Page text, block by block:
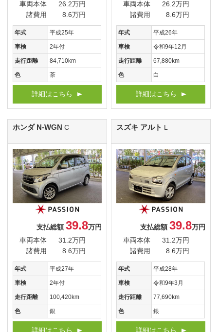
車両本体
26.2万円
諸費用
8.6万円
年式 平成25年
車検 2年付
走行距離 84,710km
色 茶
詳細はこちら
車両本体
26.2万円
諸費用
8.6万円
年式 平成26年
車検 令和9年12月
走行距離 67,880km
色 白
詳細はこちら
ホンダ N-WGNC
支払総額 39.8万円
車両本体
31.2万円
諸費用
8.6万円
年式 平成27年
車検 2年付
走行距離 100,420km
色 銀
詳細はこちら
スズキ アルト L
支払総額 39.8万円
車両本体
31.2万円
諸費用
8.6万円
年式 平成28年
車検 令和9年3月
走行距離 77,690km
色 銀
詳細はこちら